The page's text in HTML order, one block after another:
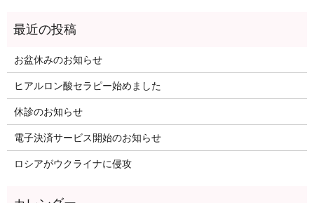
お盆休みのお知らせ
ヒアルロン酸セラピー始めました
休診のお知らせ
電子決済サービス開始のお知らせ
ロシアがウクライナに侵攻